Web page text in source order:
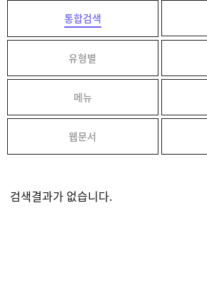
통합검색
유형별
메뉴
웹문서
검색결과가 없습니다.